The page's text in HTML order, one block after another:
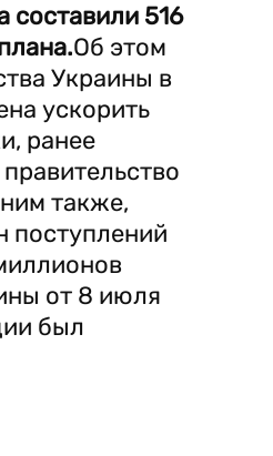
составили 516
Об этом
Украины в
ускорить
ранее
также,
поступлений
от 8 июля
был